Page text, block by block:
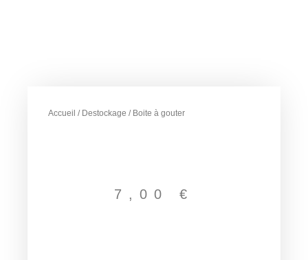
Accueil / Destockage / Boite à gouter
7,00 €